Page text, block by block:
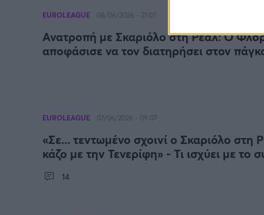
EUROLEAGUE 08/06/2026 - 21:07
Ανατροπή με Σκαριόλο στη Ρεάλ: Ο
αποφάσισε να τον διατηρήσει στον
EUROLEAGUE 07/06/2026 - 09:07
«Σε... τεντωμένο σχοινί ο Σκαριόλο στη
κάζο με την Τενερίφη» - Τι ισχύει με το
14